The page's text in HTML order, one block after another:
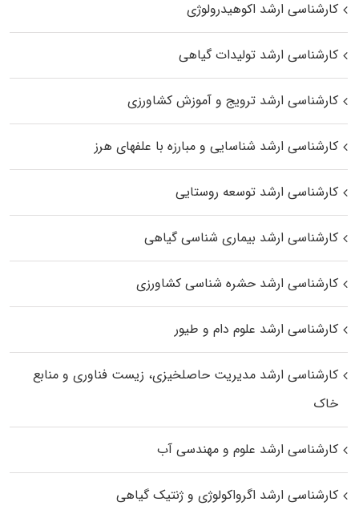
کارشناسی ارشد اکوهیدرولوژی
کارشناسی ارشد تولیدات گیاهی
کارشناسی ارشد ترویج و آموزش کشاورزی
کارشناسی ارشد شناسایی و مبارزه با علفهای هرز
کارشناسی ارشد توسعه روستایی
کارشناسی ارشد بیماری‌ شناسی گیاهی
کارشناسی ارشد حشره‌ شناسی کشاورزی
کارشناسی ارشد علوم دام و طیور
کارشناسی ارشد مدیریت حاصلخیزی، زیست فناوری و منابع
خاک
کارشناسی ارشد علوم و مهندسی آب
کارشناسی ارشد اگرواکولوژی و ژنتیک گیاهی